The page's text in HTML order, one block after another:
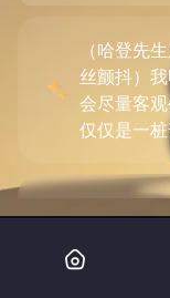
（哈登先
丝颤抖）
会尽量客
仅仅是一桩
（我微微
有一个——